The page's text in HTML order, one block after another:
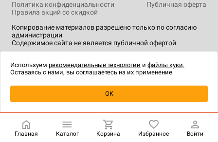
Копирование материалов разрешено только по согласию
администрации
Содержимое сайта не является публичной офертой
Политика конфиденциальности
Публичная оферта
Правила акций со скидкой
технологии.
Главная Каталог Корзина Избранное Войти
Используем рекомендательные технологии и файлы куки.
Оставаясь с нами, вы соглашаетесь на их применение
OK